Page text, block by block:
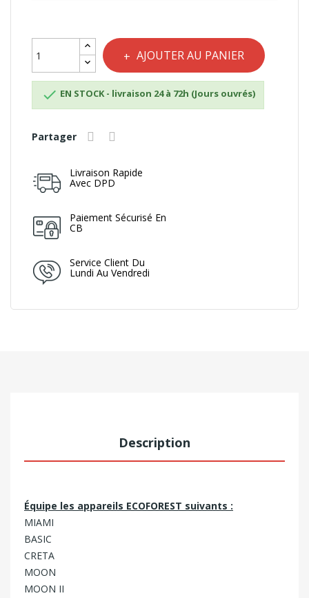
AJOUTER AU PANIER
 EN STOCK - livraison 24 à 72h (Jours ouvrés)
Partager
Livraison Rapide
Avec DPD
Paiement Sécurisé En
CB
Service Client Du
Lundi Au Vendredi
Description
Équipe les appareils ECOFOREST suivants :
MIAMI
BASIC
CRETA
MOON
MOON II